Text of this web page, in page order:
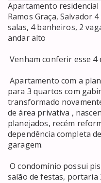
Apartamento residencial
Ramos Graça, Salvador
salas, 4 banheiros, 2
andar alto
Venham conferir esse 4 quartos na Centenário
Apartamento com a planta de 4 quartos revertido
para 3 quartos com
transformado
de área privativa ,
planejados, recém
dependência completa
garagem.
O condomínio possui piscina, quadra poliesportiva,
salão de festas, portaria